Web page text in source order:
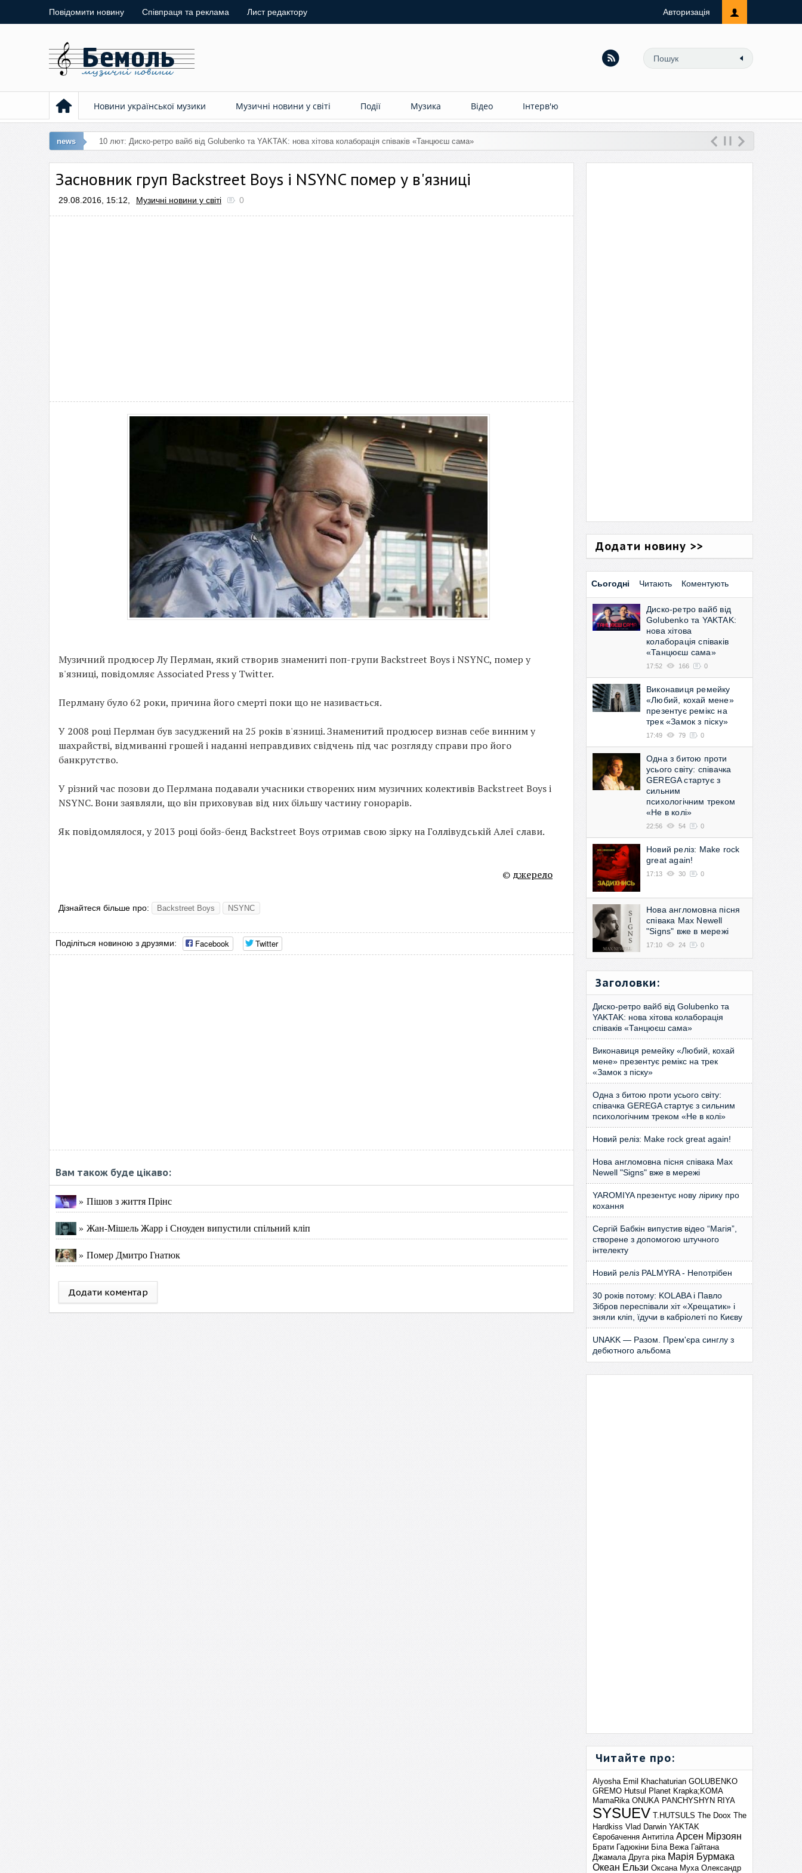
Повідомити новину Співпраця та реклама Лист редактору Авторизація
Новини української музики Музичні новини у світі Події Музика Відео Інтерв'ю
news 1
Засновник груп Backstreet Boys і NSYNC помер у в'язниці
29.08.2016, 15:12, Музичні новини у світі 0
Музичний продюсер Лу Перлман, який створив знамениті поп-групи Backstreet Boys і NSYNC, помер у
в'язниці, повідомляє Associated Press у Twitter.
Перлману було 62 роки, причина його смерті поки що не називається.
У 2008 році Перлман був засуджений на 25 років в'язниці. Знаменитий продюсер визнав себе винним у
шахрайстві, відмиванні грошей і наданні неправдивих свідчень під час розгляду справи про його
банкрутство.
У різний час позови до Перлмана подавали учасники створених ним музичних колективів Backstreet Boys і
NSYNC. Вони заявляли, що він приховував від них більшу частину гонорарів.
Як повідомлялося, у 2013 році бойз-бенд Backstreet Boys отримав свою зірку на Голлівудській Алеї слави.
© джерело
Дізнайтеся більше про: Backstreet Boys NSYNC
Поділіться новиною з друзями: Facebook Twitter
Вам також буде цікаво:
» Пішов з життя Прінс
» Жан-Мішель Жарр і Сноуден випустили спільний кліп
» Помер Дмитро Гнатюк
Додати коментар
Додати новину >>
Сьогодні Читають Коментують
Диско-ретро вайб від
Golubenko та YAKTAK:
нова хітова
колаборація співаків
«Танцюєш сама»
17:52 166 0
Виконавиця ремейку
«Любий, кохай мене»
презентує ремікс на
трек «Замок з піску»
17:49 79 0
Одна з битою проти
усього світу: співачка
GEREGA стартує з
сильним
психологічним треком
«Не в колі»
22:56 54 0
Новий реліз: Make rock
great again!
17:13 30 0
Нова англомовна пісня
співака Max Newell
"Signs" вже в мережі
17:10 24 0
Заголовки:
Диско-ретро вайб від Golubenko та
YAKTAK: нова хітова колаборація
співаків «Танцюєш сама»
Виконавиця ремейку «Любий, кохай
мене» презентує ремікс на трек
«Замок з піску»
Одна з битою проти усього світу:
співачка GEREGA стартує з сильним
психологічним треком «Не в колі»
Новий реліз: Make rock great again!
Нова англомовна пісня співака Max
Newell "Signs" вже в мережі
YAROMIYA презентує нову лірику про
кохання
Сергій Бабкін випустив відео “Магія”,
створене з допомогою штучного
інтелекту
Новий реліз PALMYRA - Непотрібен
30 років потому: KOLABA і Павло
Зібров переспівали хіт «Хрещатик» і
зняли кліп, їдучи в кабріолеті по Києву
UNAKK — Разом. Прем'єра синглу з
дебютного альбома
Читайте про:
Alyosha Emil Khachaturian GOLUBENKO
GREMO Hutsul Planet Krapka;KOMA
MamaRika ONUKA PANCHYSHYN RIYA
SYSUEV T.HUTSULS The Doox The
Hardkiss Vlad Darwin YAKTAK
Євробачення Антитіла Арсен Мірзоян
Брати Гадюкіни Біла Вежа Гайтана
Джамала Друга ріка Марія Бурмака
Океан Ельзи Оксана Муха Олександр